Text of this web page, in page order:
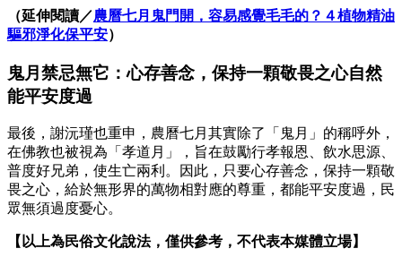
（延伸閱讀／農曆七月鬼門開，容易感覺毛毛的？４植物精油
驅邪淨化保平安）
鬼月禁忌無它：心存善念，保持一顆敬畏之心自然
能平安度過
最後，謝沅瑾也重申，農曆七月其實除了「鬼月」的稱呼外，
在佛教也被視為「孝道月」，旨在鼓勵行孝報恩、飲水思源、
普度好兄弟，使生亡兩利。因此，只要心存善念，保持一顆敬
畏之心，給於無形界的萬物相對應的尊重，都能平安度過，民
眾無須過度憂心。
【以上為民俗文化說法，僅供參考，不代表本媒體立場】